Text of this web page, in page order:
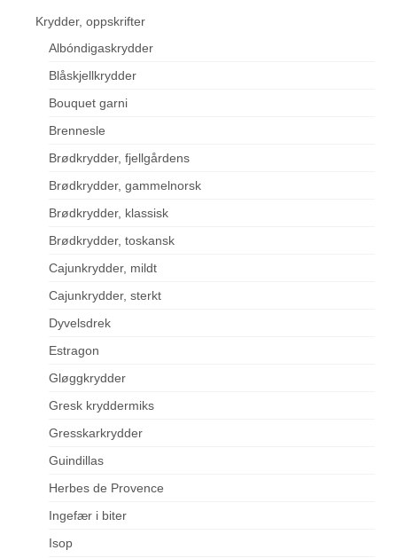
Krydder, oppskrifter
Albóndigaskrydder
Blåskjellkrydder
Bouquet garni
Brennesle
Brødkrydder, fjellgårdens
Brødkrydder, gammelnorsk
Brødkrydder, klassisk
Brødkrydder, toskansk
Cajunkrydder, mildt
Cajunkrydder, sterkt
Dyvelsdrek
Estragon
Gløggkrydder
Gresk kryddermiks
Gresskarkrydder
Guindillas
Herbes de Provence
Ingefær i biter
Isop